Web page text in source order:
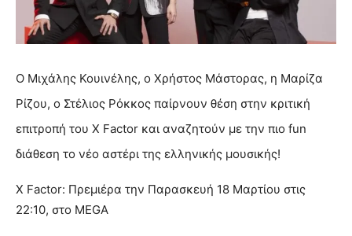
Ο Μιχάλης Κουινέλης, ο Χρήστος Μάστορας, η Μαρίζα
Ρίζου, ο Στέλιος Ρόκκος παίρνουν θέση στην κριτική
επιτροπή του X Factor και αναζητούν με την πιο fun
διάθεση το νέο αστέρι της ελληνικής μουσικής!
Χ Factor: Πρεμιέρα την Παρασκευή 18 Μαρτίου στις
22:10, στο MEGA